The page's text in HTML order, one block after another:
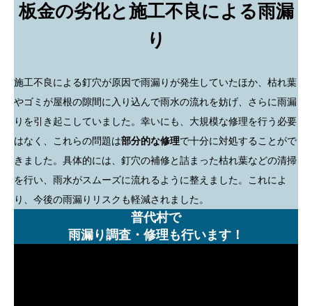
板金の劣化と施工不良による雨漏
り
施工不良による釘穴が原因で雨漏りが発生していたほか、枯れ葉
やゴミが屋根の隙間に入り込んで雨水の流れを妨げ、さらに雨漏
りを引き起こしていました。幸いにも、大規模な修理を行う必要
はなく、これらの問題は部分的な修理で十分に対処することがで
きました。具体的には、釘穴の補修と詰まった枯れ葉などの清掃
を行い、雨水がスムーズに流れるように整えました。これによ
り、今後の雨漏りリスクも軽減されました。
普代村で
雨漏り調査・修理も行います！